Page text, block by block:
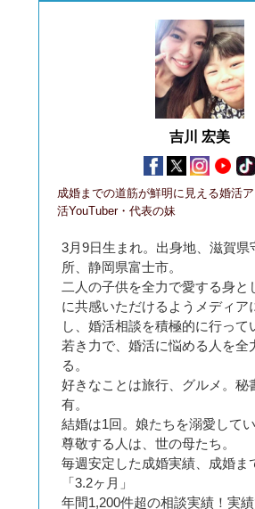
吉川 宏美
成婚までの道筋が鮮明に見える婚活
活YouTuber・代表の妹
3月9日生まれ。出身地、滋賀県
所、静岡県富士市。
二人の子供を全力で愛する身と
に共感いただけるようメディア
し、婚活相談を積極的に行って
若き力で、婚活に悩める人を全
る。
好きなことは旅行、グルメ。秘
有。
結婚は1回。娘たちを溺愛してい
尊敬する人は、世の母たち。
毎週安定した成婚実績、成婚ま
「3.2ヶ月」
年間1,200件超の相談実績！実